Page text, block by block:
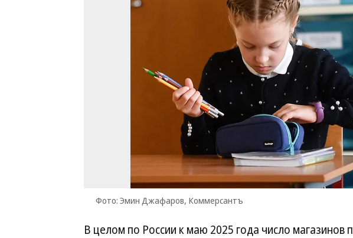
Фото: Эмин Джафаров, Коммерсантъ
В целом по России к маю 2025 года число магазинов